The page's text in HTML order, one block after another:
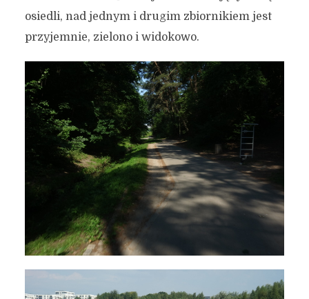
osiedli, nad jednym i drugim zbiornikiem jest
przyjemnie, zielono i widokowo.